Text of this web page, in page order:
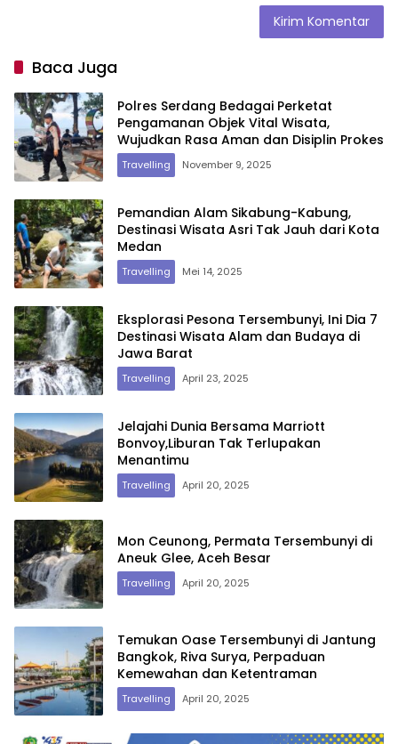
Baca Juga
Polres Serdang Bedagai Perketat
Pengamanan Objek Vital Wisata,
Wujudkan Rasa Aman dan Disiplin Prokes
Travelling November 9, 2025
Pemandian Alam Sikabung-Kabung,
Destinasi Wisata Asri Tak Jauh dari Kota
Medan
Travelling Mei 14, 2025
Eksplorasi Pesona Tersembunyi, Ini Dia 7
Destinasi Wisata Alam dan Budaya di
Jawa Barat
Travelling April 23, 2025
Jelajahi Dunia Bersama Marriott
Bonvoy,Liburan Tak Terlupakan
Menantimu
Travelling April 20, 2025
Mon Ceunong, Permata Tersembunyi di
Aneuk Glee, Aceh Besar
Travelling April 20, 2025
Temukan Oase Tersembunyi di Jantung
Bangkok, Riva Surya, Perpaduan
Kemewahan dan Ketentraman
Travelling April 20, 2025